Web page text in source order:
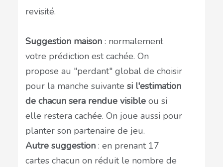
revisité.
Suggestion maison: normalement
votre prédiction est cachée. On
propose au "perdant" global de choisir
pour la manche suivante si l'estimation
de chacun sera rendue visibleou si
elle restera cachée. On joue aussi pour
planter son partenaire de jeu.
Autre suggestion: en prenant 17
cartes chacun on réduit le nombre de